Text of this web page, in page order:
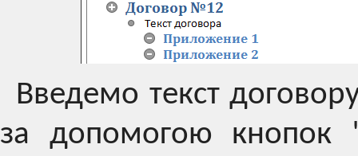
Введемо текст
за допомогою кнопок